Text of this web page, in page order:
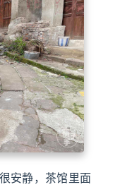
安静，茶馆里面